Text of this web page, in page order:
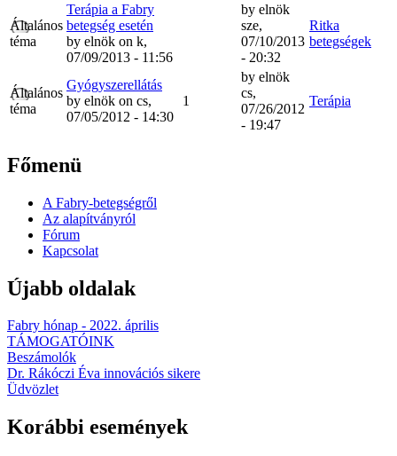
Általános
téma
Terápia a Fabry
betegség esetén
by elnök on k,
07/09/2013 - 11:56
by elnök
sze,
07/10/2013
- 20:32
Ritka
betegségek
Általános
téma
Gyógyszerellátás
by elnök on cs,
07/05/2012 - 14:30
1
by elnök
cs,
07/26/2012
- 19:47
Terápia
Főmenü
A Fabry-betegségről
Az alapítványról
Fórum
Kapcsolat
Újabb oldalak
Fabry hónap - 2022. április
TÁMOGATÓINK
Beszámolók
Dr. Rákóczi Éva innovációs sikere
Üdvözlet
Korábbi események